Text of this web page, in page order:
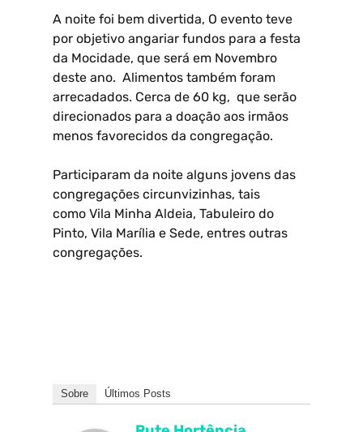
A noite foi bem divertida, O evento teve
por objetivo angariar fundos para a festa
da Mocidade, que será em Novembro
deste ano. Alimentos também foram
arrecadados. Cerca de 60 kg, que serão
direcionados para a doação aos irmãos
menos favorecidos da congregação.
Participaram da noite alguns jovens das
congregações circunvizinhas, tais
como Vila Minha Aldeia, Tabuleiro do
Pinto, Vila Marília e Sede, entres outras
congregações.
Sobre Últimos Posts